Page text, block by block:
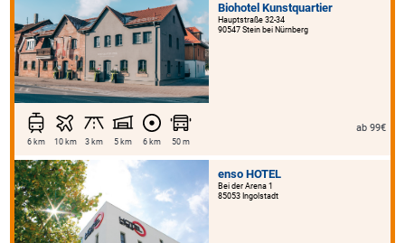
Biohotel Kunstquartier
Hauptstraße 32-34
90547 Stein bei Nürnberg
6 km 10 km 3 km 5 km 6 km 50 m
ab 99€
enso HOTEL
Bei der Arena 1
85053 Ingolstadt